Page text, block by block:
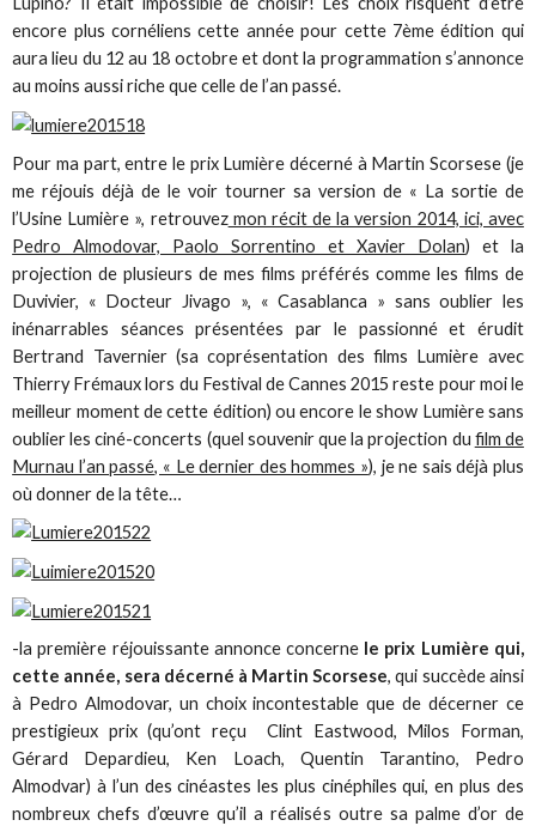
encore plus cornéliens cette année pour cette 7ème édition qui
aura lieu du 12 au 18 octobre et dont la programmation s’annonce
au moins aussi riche que celle de l’an passé.
Pour ma part, entre le prix Lumière décerné à Martin Scorsese (je
me réjouis déjà de le voir tourner sa version de « La sortie de
l’Usine Lumière », retrouvezmon récit de la version 2014, ici, avec
Pedro Almodovar, Paolo Sorrentino et Xavier Dolan) et la
projection de plusieurs de mes films préférés comme les films de
Duvivier, « Docteur Jivago », « Casablanca » sans oublier les
inénarrables séances présentées par le passionné et érudit
Bertrand Tavernier (sa coprésentation des films Lumière avec
Thierry Frémaux lors du Festival de Cannes 2015 reste pour moi le
meilleur moment de cette édition) ou encore le show Lumière sans
oublier les ciné-concerts (quel souvenir que la projection du film de
Murnau l’an passé, « Le dernier des hommes »), je ne sais déjà plus
où donner de la tête…
-la première réjouissante annonce concerne le prix Lumière qui,
cette année, sera décerné à Martin Scorsese, qui succède ainsi
à Pedro Almodovar, un choix incontestable que de décerner ce
prestigieux prix (qu’ont reçu Clint Eastwood, Milos Forman,
Gérard Depardieu, Ken Loach, Quentin Tarantino, Pedro
Almodvar) à l’un des cinéastes les plus cinéphiles qui, en plus des
nombreux chefs d’œuvre qu’il a réalisés outre sa palme d’or de